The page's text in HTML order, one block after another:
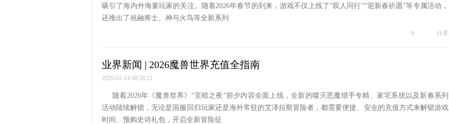
吸引了海内外海量玩家的关注。随着2026年春节的到来，游戏不仅上线了“双人同行”“迎新春祈愿”等专属活动，
还推出了祝融将士、神与火鸟等全新系列
0 分享
业界新闻 | 2026魔兽世界充值全指南
2026-02-14 08:28:21
随着2026年《魔兽世界》“至暗之夜”前夕内容全面上线，全新的噬灭恶魔猎手专精、家宅系统以及新春系列
活动陆续解锁，无论是国服回归玩家还是海外常驻的艾泽拉斯冒险者，都需要便捷、安全的充值方式来解锁游戏
时间、预购史诗礼包，开启全新冒险征